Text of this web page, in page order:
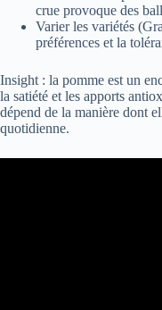
crue provoque des
Varier les variétés
préférences et la
Insight : la pomme est un
la satiété et les apports
dépend de la manière dont
quotidienne.